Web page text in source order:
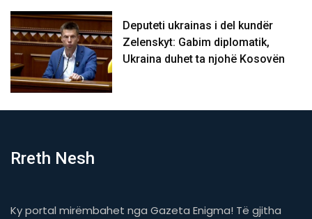
Deputeti ukrainas i del kundër
Zelenskyt: Gabim diplomatik,
Ukraina duhet ta njohë Kosovën
Rreth Nesh
Ky portal mirëmbahet nga Gazeta Enigma! Të gjitha